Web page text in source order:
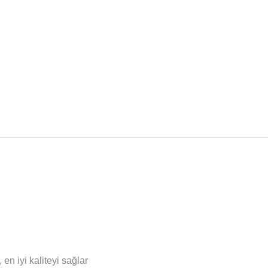
en iyi kaliteyi sağlar